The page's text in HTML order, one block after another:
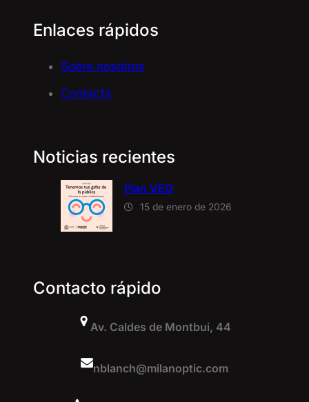
Enlaces rápidos
Sobre nosotros
Contacta
Noticias recientes
Plan VEO
15 de enero de 2026
Contacto rápido
Av. Caldes de Montbui, 44
nblanch@milanoptic.com